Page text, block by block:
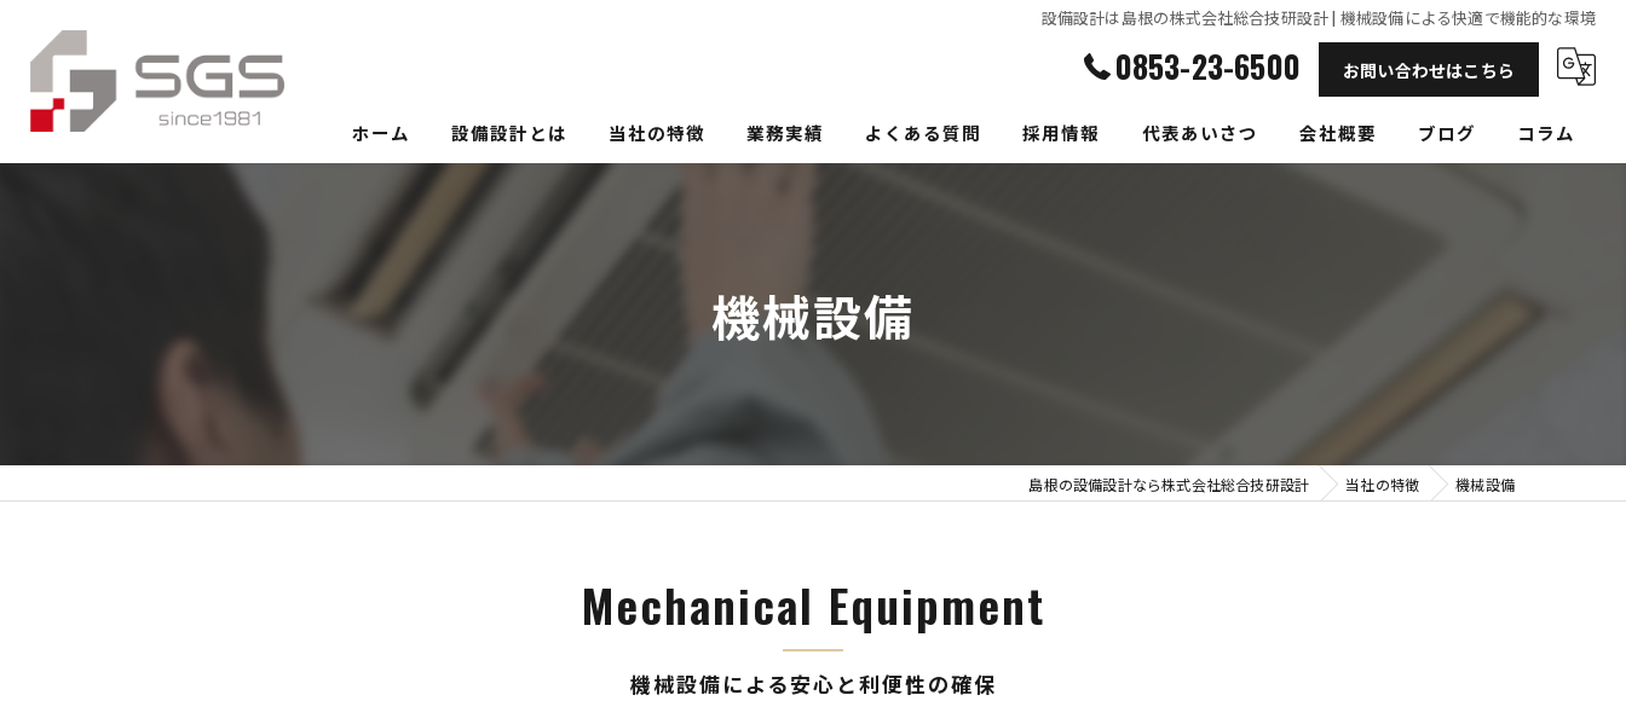
設備設計は島根の株式会社総合技研設計 | 機械設備による快適で機能的な環境
0853-23-6500 お問い合わせはこちら
ホーム 設備設計とは 当社の特徴 業務実績 よくある質問 採用情報 代表あいさつ 会社概要 ブログ コラム
機械設備
島根の設備設計なら株式会社総合技研設計 当社の特徴 機械設備
機械設備による安心と利便性の確保
Mechanical Equipment